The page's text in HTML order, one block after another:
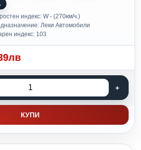
индекс: W - (270км/ч.)
Леки Автомобили
индекс: 103
КУПИ